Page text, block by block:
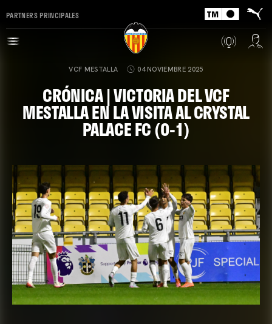
PARTNERS PRINCIPALES
VCF MESTALLA 04 NOVIEMBRE 2025
CRÓNICA | VICTORIA DEL VCF
MESTALLA EN LA VISITA AL CRYSTAL
PALACE FC (0-1)